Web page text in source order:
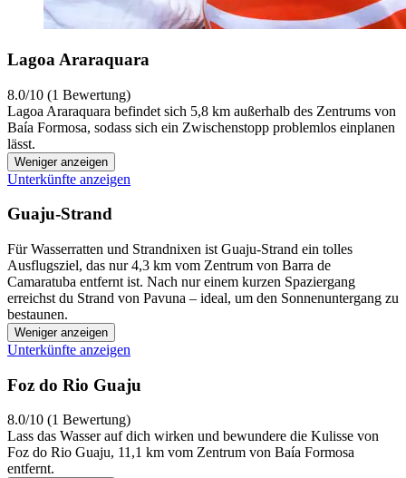
Lagoa Araraquara
8.0/10 (1 Bewertung)
Lagoa Araraquara befindet sich 5,8 km außerhalb des Zentrums von
Baía Formosa, sodass sich ein Zwischenstopp problemlos einplanen
lässt.
Weniger anzeigen
Unterkünfte anzeigen
Guaju-Strand
Für Wasserratten und Strandnixen ist Guaju-Strand ein tolles
Ausflugsziel, das nur 4,3 km vom Zentrum von Barra de
Camaratuba entfernt ist. Nach nur einem kurzen Spaziergang
erreichst du Strand von Pavuna – ideal, um den Sonnenuntergang zu
bestaunen.
Weniger anzeigen
Unterkünfte anzeigen
Foz do Rio Guaju
8.0/10 (1 Bewertung)
Lass das Wasser auf dich wirken und bewundere die Kulisse von
Foz do Rio Guaju, 11,1 km vom Zentrum von Baía Formosa
entfernt.